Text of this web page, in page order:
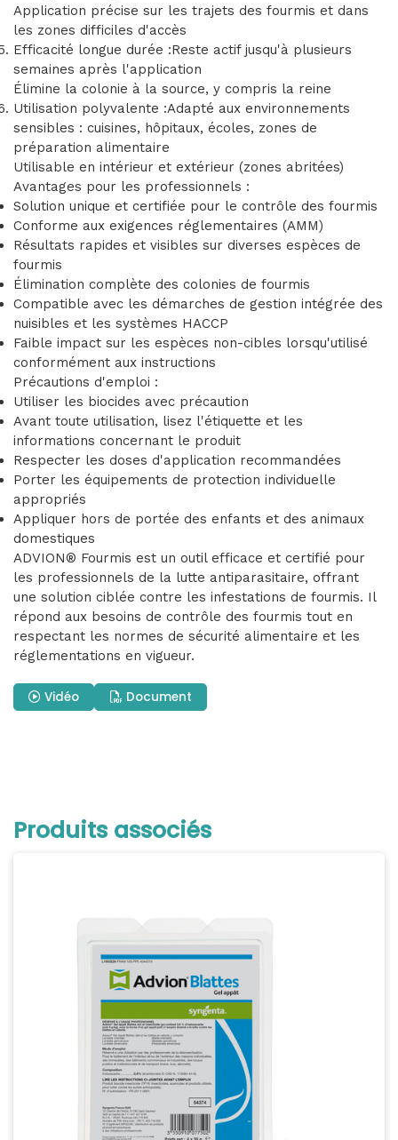
Application précise sur les trajets des fourmis et dans
les zones difficiles d'accès
Efficacité longue durée :Reste actif jusqu'à plusieurs
semaines après l'application
Élimine la colonie à la source, y compris la reine
Utilisation polyvalente :Adapté aux environnements
sensibles : cuisines, hôpitaux, écoles, zones de
préparation alimentaire
Utilisable en intérieur et extérieur (zones abritées)
Avantages pour les professionnels :
Solution unique et certifiée pour le contrôle des fourmis
Conforme aux exigences réglementaires (AMM)
Résultats rapides et visibles sur diverses espèces de
fourmis
Élimination complète des colonies de fourmis
Compatible avec les démarches de gestion intégrée des
nuisibles et les systèmes HACCP
Faible impact sur les espèces non-cibles lorsqu'utilisé
conformément aux instructions
Précautions d'emploi :
Utiliser les biocides avec précaution
Avant toute utilisation, lisez l'étiquette et les
informations concernant le produit
Respecter les doses d'application recommandées
Porter les équipements de protection individuelle
appropriés
Appliquer hors de portée des enfants et des animaux
domestiques
ADVION® Fourmis est un outil efficace et certifié pour
les professionnels de la lutte antiparasitaire, offrant
une solution ciblée contre les infestations de fourmis. Il
répond aux besoins de contrôle des fourmis tout en
respectant les normes de sécurité alimentaire et les
réglementations en vigueur.
Vidéo Document
Produits associés